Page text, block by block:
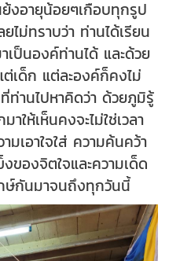
งอายุน้อยๆเกือบทุกรูป
ไม่ทราบว่า ท่านได้เรียน
เป็นองค์ท่านได้ และด้วย
ด็ก แต่ละองค์ก็คงไม่
ท่านไปหาคิดว่า ด้วยภูมิรู้
ให้เห็นคงจะไม่ใช่เวลา
มเอาใจใส่ ความค้นคว้า
ของจิตใจและความเด็ด
ษ์กันมาจนถึงทุกวันนี้